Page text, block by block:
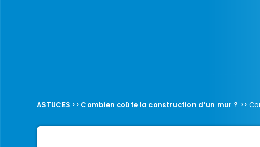
ASTUCES >> Combien coûte la construction d’un mur ? >>